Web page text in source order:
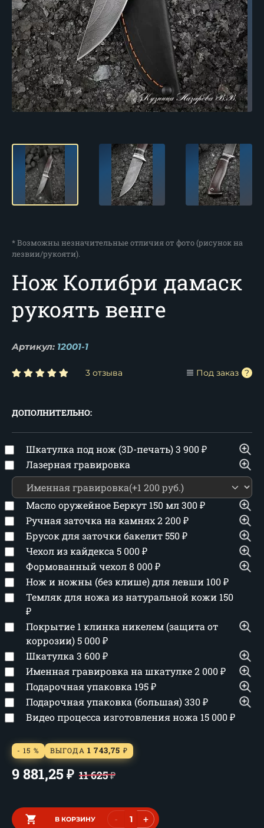
* Возможны незначительные отличия от фото (рисунок на
лезвии/рукояти).
Нож Колибри дамаск
рукоять венге
Артикул: 12001-1
3 отзыва Под заказ
ДОПОЛНИТЕЛЬНО:
Шкатулка под нож (3D-печать)3 900₽
Лазерная гравировка
Масло оружейное Беркут 150 мл300₽
Ручная заточка на камнях2 200₽
Брусок для заточки бакелит550₽
Чехол из кайдекса 5 000₽
Формованный чехол8 000₽
Нож и ножны (без клише) для левши 100₽
Темляк для ножа из натуральной кожи 150
₽
Покрытие 1 клинка никелем (защита от
коррозии)5 000₽
Шкатулка 3 600₽
Именная гравировка на шкатулке2 000₽
Подарочная упаковка 195₽
Подарочная упаковка (большая)330₽
Видео процесса изготовления ножа 15 000₽
- 15 % ВЫГОДА 1 743,75 ₽
9 881,25 ₽ 11 625₽
В КОРЗИНУ - +